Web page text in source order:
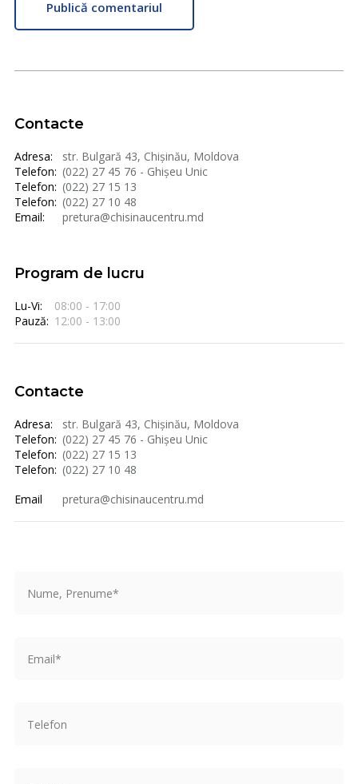
Publică comentariul
Contacte
Adresa:
str. Bulgară 43, Chișinău, Moldova
Telefon: (022) 27 45 76 - Ghișeu Unic
Telefon: (022) 27 15 13
Telefon: (022) 27 10 48
Email:
pretura@chisinaucentru.md
Program de lucru
Lu-Vi:
08:00 - 17:00
Pauză: 12:00 - 13:00
Contacte
Adresa:
str. Bulgară 43, Chișinău, Moldova
Telefon: (022) 27 45 76 - Ghișeu Unic
Telefon: (022) 27 15 13
Telefon: (022) 27 10 48
Email
pretura@chisinaucentru.md